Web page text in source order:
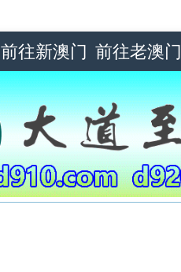
前往新澳门 前往老澳门